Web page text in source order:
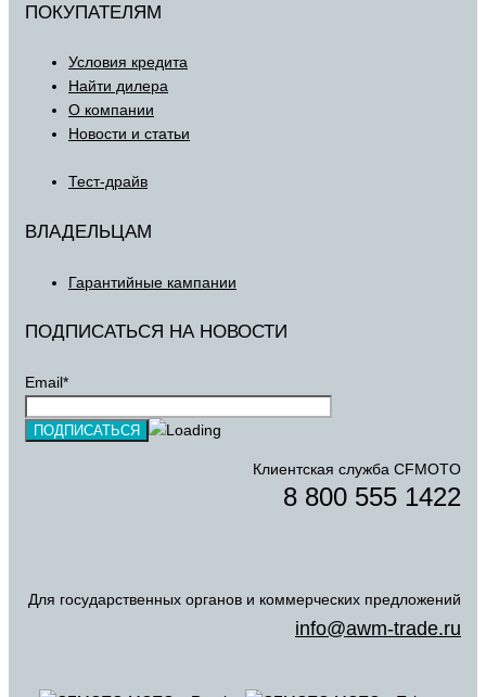
ПОКУПАТЕЛЯМ
Условия кредита
Найти дилера
О компании
Новости и статьи
Тест-драйв
ВЛАДЕЛЬЦАМ
Гарантийные кампании
ПОДПИСАТЬСЯ НА НОВОСТИ
Email*
Клиентская служба CFMOTO
8 800 555 1422
Для государственных органов и коммерческих предложений
info@awm-trade.ru